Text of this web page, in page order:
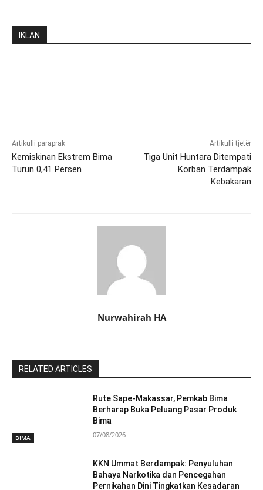
IKLAN
Artikulli paraprak
Kemiskinan Ekstrem Bima
Turun 0,41 Persen
Artikulli tjetër
Tiga Unit Huntara Ditempati
Korban Terdampak
Kebakaran
Nurwahirah HA
RELATED ARTICLES
BIMA
Rute Sape-Makassar, Pemkab Bima
Berharap Buka Peluang Pasar Produk
Bima
07/08/2026
KKN Ummat Berdampak: Penyuluhan
Bahaya Narkotika dan Pencegahan
Pernikahan Dini Tingkatkan Kesadaran